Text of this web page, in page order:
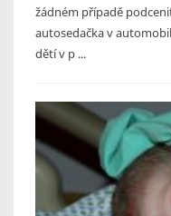
žádném případě
autosedačka v
dětí v p ...